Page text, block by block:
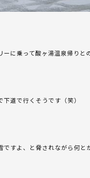
に乗って酸ヶ湯温泉帰りと
下道で行くそうです（笑）
ですよ、と脅されながら何と